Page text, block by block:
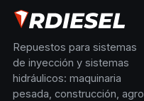
Repuestos para sistemas
de inyección y sistemas
hidráulicos: maquinaria
pesada, construcción, agro,